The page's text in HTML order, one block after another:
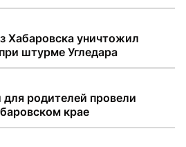
Хабаровска уничтожил
штурме Угледара
родителей провели
крае